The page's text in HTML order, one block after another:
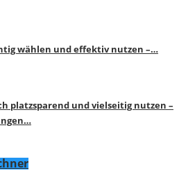
wählen und effektiv nutzen –…
platzsparend und vielseitig nutzen –